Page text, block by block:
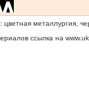
металлургия,
ссылка на